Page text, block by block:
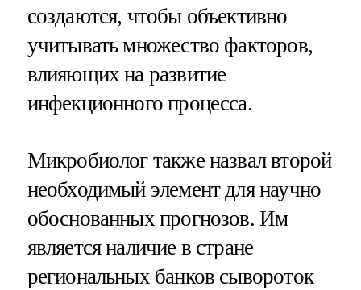
создаются, чтобы объективно
учитывать множество факторов,
влияющих на развитие
инфекционного процесса.
Микробиолог также назвал второй
необходимый элемент для научно
обоснованных прогнозов. Им
является наличие в стране
региональных банков сывороток